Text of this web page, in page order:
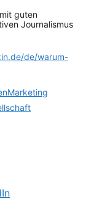
guten
Journalismus
de/warum-